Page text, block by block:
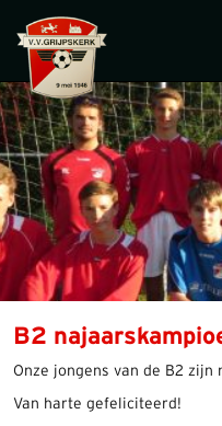
B2
Onze jongens van de B2
Van harte gefeliciteerd!